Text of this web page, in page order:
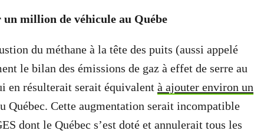
million de véhicule au Québe
du méthane à la tête des puits (aussi appelé
le bilan des émissions de gaz à effet de serre au
en résulterait serait équivalent à ajouter environ un
Québec. Cette augmentation serait incompatible
dont le Québec s’est doté et annulerait tous les